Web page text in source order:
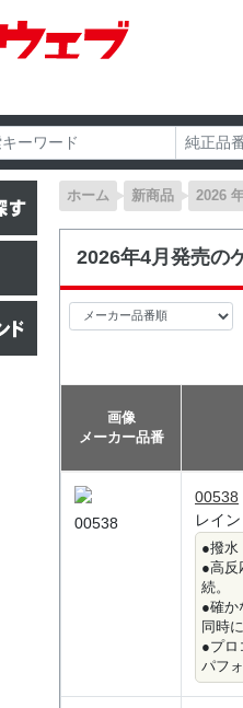
ホーム 新商品 2026
2026年4月発売の
画像
メーカー品番
00538
00538
レイ
●撥水
●高反
続。
●確か
同時
●プロ
パフ